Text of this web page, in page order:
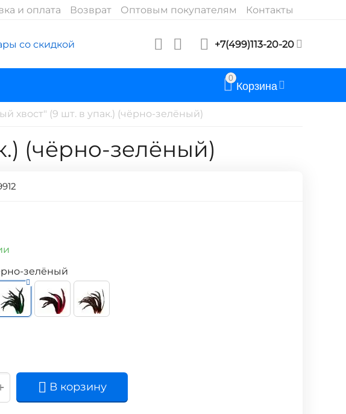
и оплата Возврат Оптовым покупателям Контакты
со скидкой +7(499)113-20-20
0 Корзина
хвост" (9 шт. в упак.) (чёрно-зелёный)
(чёрно-зелёный)
зелёный
В корзину